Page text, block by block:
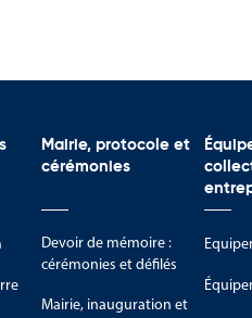
zones d’intervention ou abords
lisibilité accrue sur les
les zones industrielles,
aux normes
un équipement de
ou portuaire.
Mairie, protocole et
cérémonies
Devoir de mémoire :
cérémonies et défilés
Mairie, inauguration et